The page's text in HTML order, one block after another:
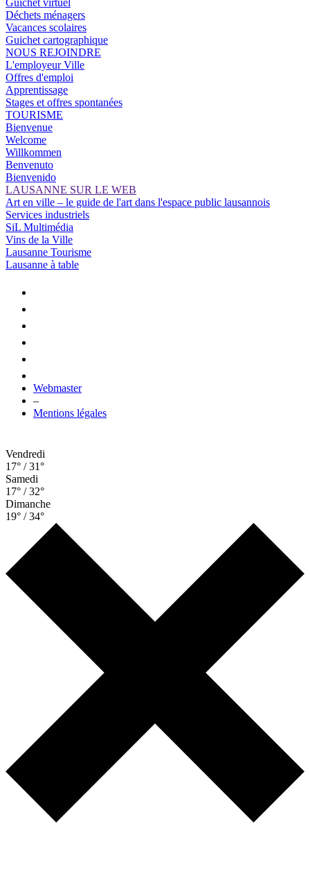
Déchets ménagers
Vacances scolaires
Guichet cartographique
NOUS REJOINDRE
L'employeur Ville
Offres d'emploi
Apprentissage
Stages et offres spontanées
TOURISME
Bienvenue
Welcome
Willkommen
Benvenuto
Bienvenido
LAUSANNE SUR LE WEB
Art en ville – le guide de l'art dans l'espace public lausannois
Services industriels
SiL Multimédia
Vins de la Ville
Lausanne Tourisme
Lausanne à table
Webmaster
–
Mentions légales
Vendredi
17° / 31°
Samedi
17° / 32°
Dimanche
19° / 34°